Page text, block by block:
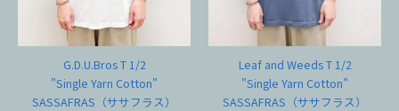
G.D.U.Bros T 1/2
"Single Yarn Cotton"
SASSAFRAS（ササフラス）
Leaf and Weeds T 1/2
"Single Yarn Cotton"
SASSAFRAS（ササフラス）